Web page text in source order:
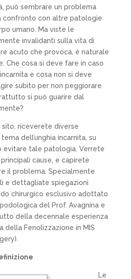
può sembrare un problema
confronto con altre patologie
umano. Ma viste le
invalidanti sulla vita di
acuto che provoca, è naturale
Che cosa si deve fare in caso
e cosa non si deve
subito per non peggiorare
si può guarire dal
sito, riceverete diverse
dell’unghia incarnita, su
tale patologia. Verrete
cause, e capirete
il problema. Specialmente
e dettagliate spiegazioni
chirurgico esclusivo adottato
del Prof. Avagnina e
della decennale esperienza
della Fenolizzazione in MIS
Le